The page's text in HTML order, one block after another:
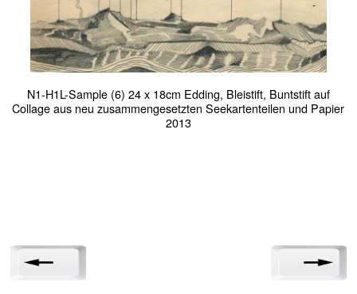
N1-H1L-Sample (6) 24 x 18cm Edding, Bleistift, Buntstift auf
Collage aus neu zusammengesetzten Seekartenteilen und Papier
2013